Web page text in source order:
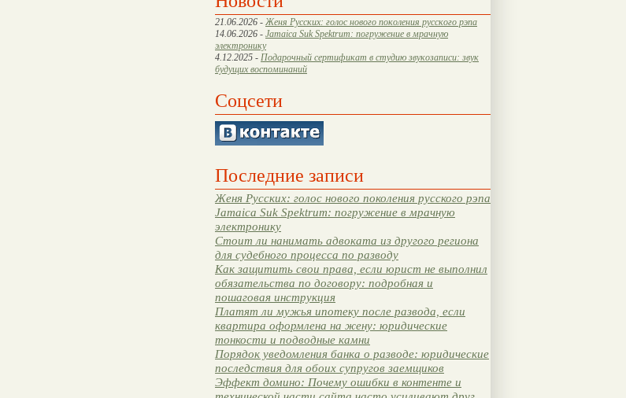
21.06.2026 - Женя Русских: голос нового поколения русского рэпа
14.06.2026 - Jamaica Suk Spektrum: погружение в мрачную
электронику
4.12.2025 - Подарочный сертификат в студию звукозаписи: звук
будущих воспоминаний
Соцсети
Последние записи
Женя Русских: голос нового поколения русского рэпа
Jamaica Suk Spektrum: погружение в мрачную
электронику
Стоит ли нанимать адвоката из другого региона
для судебного процесса по разводу
Как защитить свои права, если юрист не выполнил
обязательства по договору: подробная и
пошаговая инструкция
Платят ли мужья ипотеку после развода, если
квартира оформлена на жену: юридические
тонкости и подводные камни
Порядок уведомления банка о разводе: юридические
последствия для обоих супругов заемщиков
Эффект домино: Почему ошибки в контенте и